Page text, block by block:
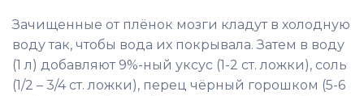
Зачищенные от плёнок мозги кладут в холодную
воду так, чтобы вода их покрывала. Затем в воду
(1 л) добавляют 9%-ный уксус (1-2 ст. ложки), соль
(1/2 – 3/4 ст. ложки), перец чёрный горошком (5-6